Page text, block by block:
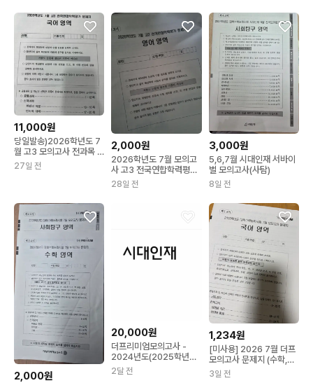
11,000원
당일발송)2026학년도 7
월 고3 모의고사 전과목 +
omr
27일 전
2,000원
2026학년도 7월 모의고
사 고3 전국연합학력평가
문제지
28일 전
3,000원
5,6,7월 시대인재 서바이
벌 모의고사(사탐)
8일 전
2,000원
20,000원
더프리미엄모의고사 -
2024년도(2025학년도
대비) 3,4,7,8 월
2달 전
1,234원
[미사용] 2026 7월 더프
모의고사 문제지 (수학,한
국사 제외)
3일 전